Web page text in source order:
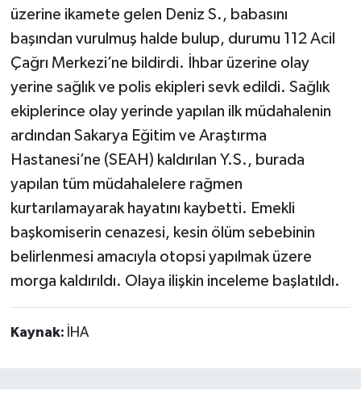
üzerine ikamete gelen Deniz S., babasını
başından vurulmuş halde bulup, durumu 112 Acil
Çağrı Merkezi’ne bildirdi. İhbar üzerine olay
yerine sağlık ve polis ekipleri sevk edildi. Sağlık
ekiplerince olay yerinde yapılan ilk müdahalenin
ardından Sakarya Eğitim ve Araştırma
Hastanesi’ne (SEAH) kaldırılan Y.S., burada
yapılan tüm müdahalelere rağmen
kurtarılamayarak hayatını kaybetti. Emekli
başkomiserin cenazesi, kesin ölüm sebebinin
belirlenmesi amacıyla otopsi yapılmak üzere
morga kaldırıldı. Olaya ilişkin inceleme başlatıldı.
Kaynak: İHA